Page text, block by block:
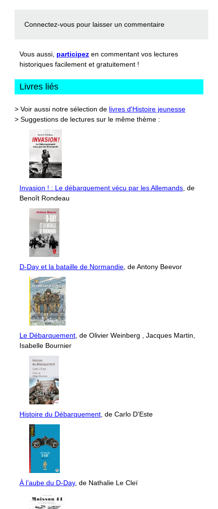
Connectez-vous pour laisser un commentaire
Vous aussi, participez en commentant vos lectures
historiques facilement et gratuitement !
Livres liés
> Voir aussi notre sélection de livres d'Histoire jeunesse
> Suggestions de lectures sur le même thème :
Invasion ! : Le débarquement vécu par les Allemands , de
Benoît Rondeau
D-Day et la bataille de Normandie , de Antony Beevor
Le Débarquement , de Olivier Weinberg , Jacques Martin,
Isabelle Bournier
Histoire du Débarquement , de Carlo D'Este
À l’aube du D-Day, de Nathalie Le Cleï